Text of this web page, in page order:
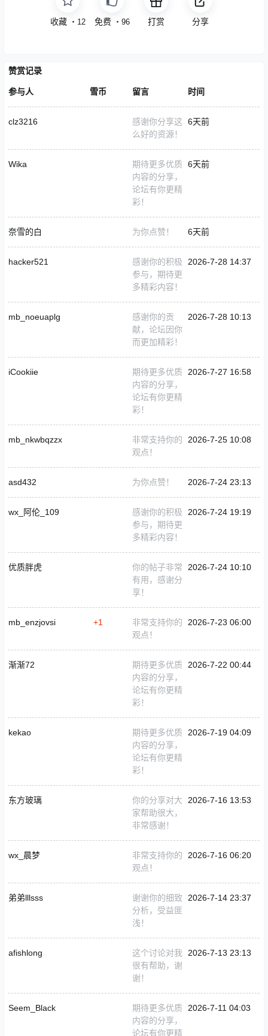
收藏 ・ 12 免费 ・ 96 打赏 分享
赞赏记录
参与人 雪币 留言 时间
clz3216
感谢你分享这
么好的资源！
6天前
Wika
期待更多优质
内容的分享，
论坛有你更精
彩！
6天前
奈雪的白 为你点赞！ 6天前
hacker521
感谢你的积极
参与，期待更
多精彩内容！
2026-7-28 14:37
mb_noeuaplg
感谢你的贡
献，论坛因你
而更加精彩！
2026-7-28 10:13
iCookiie
期待更多优质
内容的分享，
论坛有你更精
彩！
2026-7-27 16:58
mb_nkwbqzzx
非常支持你的
观点！
2026-7-25 10:08
asd432 为你点赞！ 2026-7-24 23:13
wx_阿伦_109
感谢你的积极
参与，期待更
多精彩内容！
2026-7-24 19:19
优质胖虎
你的帖子非常
有用，感谢分
享！
2026-7-24 10:10
mb_enzjovsi +1
非常支持你的
观点！
2026-7-23 06:00
渐渐72
期待更多优质
内容的分享，
论坛有你更精
彩！
2026-7-22 00:44
kekao
期待更多优质
内容的分享，
论坛有你更精
彩！
2026-7-19 04:09
东方玻璃
你的分享对大
家帮助很大，
非常感谢！
2026-7-16 13:53
wx_晨梦
非常支持你的
观点！
2026-7-16 06:20
弟弟lllsss
谢谢你的细致
分析，受益匪
浅！
2026-7-14 23:37
afishlong
这个讨论对我
很有帮助，谢
谢！
2026-7-13 23:13
Seem_Black
期待更多优质
内容的分享，
论坛有你更精
2026-7-11 04:03